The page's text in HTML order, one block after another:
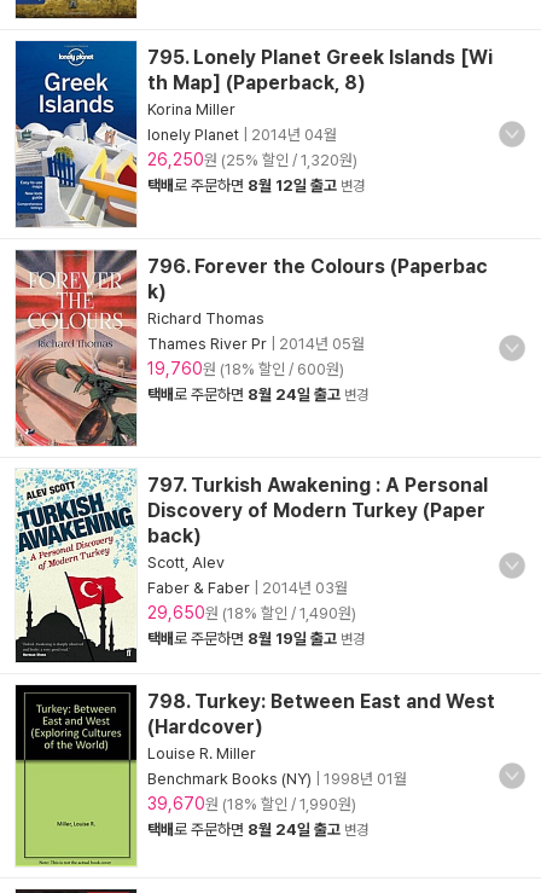
795. Lonely Planet Greek Islands [Wi
th Map] (Paperback, 8)
Korina Miller
lonely Planet
2014년 04월
26,250원 (25% 할인 / 1,320원)
택배로 주문하면 8월 12일 출고 변경
796. Forever the Colours (Paperbac
k)
Richard Thomas
Thames River Pr
2014년 05월
19,760원 (18% 할인 / 600원)
택배로 주문하면 8월 24일 출고 변경
797. Turkish Awakening : A Personal
Discovery of Modern Turkey (Paper
back)
Scott, Alev
Faber & Faber
2014년 03월
29,650원 (18% 할인 / 1,490원)
택배로 주문하면 8월 19일 출고 변경
798. Turkey: Between East and West
(Hardcover)
Louise R. Miller
Benchmark Books (NY)
1998년 01월
39,670원 (18% 할인 / 1,990원)
택배로 주문하면 8월 24일 출고 변경